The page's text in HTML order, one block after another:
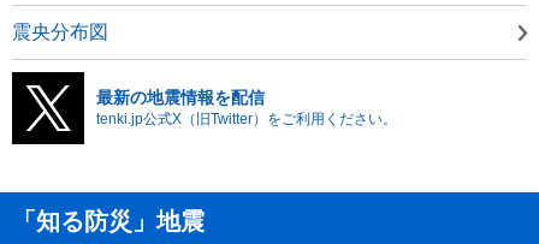
震央分布図
最新の地震情報を配信
tenki.jp公式X（旧Twitter）をご利用ください。
「知る防災」地震